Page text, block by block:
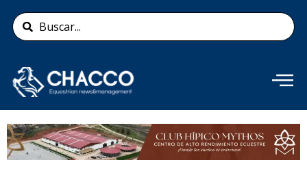
contenido
Search
...
Añade aquí tu texto de
cabecera